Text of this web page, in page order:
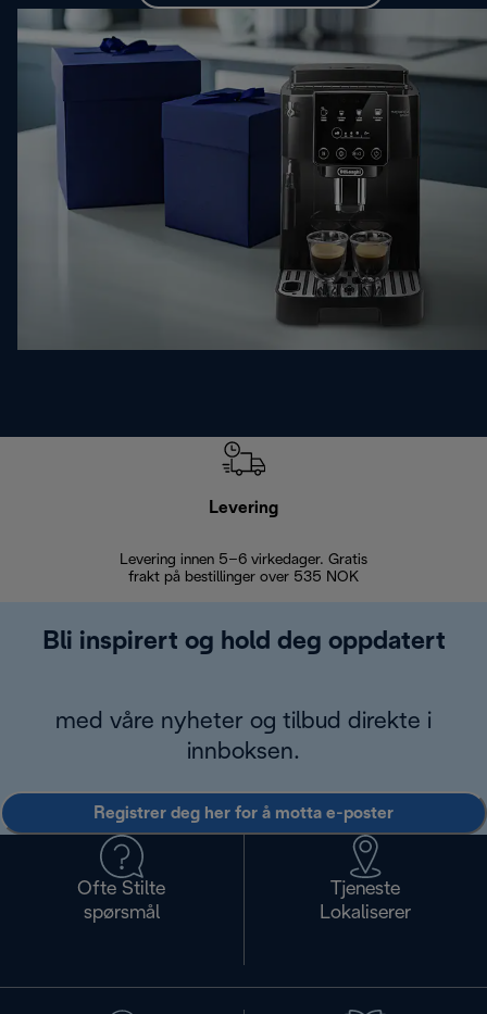
Levering
Levering innen 5–6 virkedager. Gratis
frakt på bestillinger over 535 NOK
Bli inspirert og hold deg oppdatert
med våre nyheter og tilbud direkte i
innboksen.
Registrer deg her for å motta e-poster
Ofte Stilte
spørsmål
Tjeneste
Lokaliserer